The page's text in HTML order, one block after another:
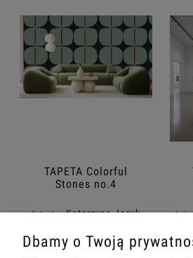
TAPETA Colorful
Stones no.4
Artysta: Katarzyna Jasyk
440,00 zł
zawiera 23% VAT, bez
Dbamy o Twoją